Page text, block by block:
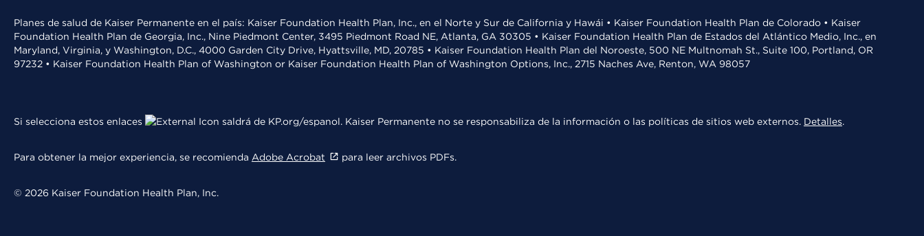
Planes de salud de Kaiser Permanente en el país: Kaiser Foundation Health Plan, Inc., en el Norte y Sur de California y Hawái • Kaiser Foundation Health Plan de Colorado • Kaiser
Foundation Health Plan de Georgia, Inc., Nine Piedmont Center, 3495 Piedmont Road NE, Atlanta, GA 30305 • Kaiser Foundation Health Plan de Estados del Atlántico Medio, Inc., en
Maryland, Virginia, y Washington, D.C., 4000 Garden City Drive, Hyattsville, MD, 20785 • Kaiser Foundation Health Plan del Noroeste, 500 NE Multnomah St., Suite 100, Portland, OR
97232 • Kaiser Foundation Health Plan of Washington or Kaiser Foundation Health Plan of Washington Options, Inc., 2715 Naches Ave, Renton, WA 98057
Si selecciona estos enlaces saldrá de KP.org/espanol. Kaiser Permanente no se responsabiliza de la información o las políticas de sitios web externos. Detalles.
Para obtener la mejor experiencia, se recomienda Adobe Acrobat para leer archivos PDFs.
© 2026 Kaiser Foundation Health Plan, Inc.